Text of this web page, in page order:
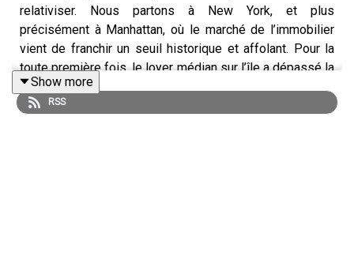
relativiser. Nous partons à New York, et plus
précisément à Manhattan, où le marché de l’immobilier
vient de franchir un seuil historique et affolant. Pour la
toute première fois, le loyer médian sur l’île a dépassé la
barre des 5 000 dollars par mois, s’établissant très
exactement à 5 099 dollars, soit près de 4 700 euros.
Show more
RSS